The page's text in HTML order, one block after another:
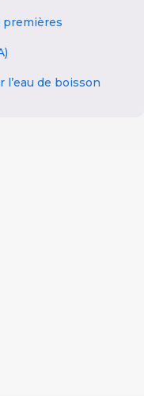
premières
de boisson